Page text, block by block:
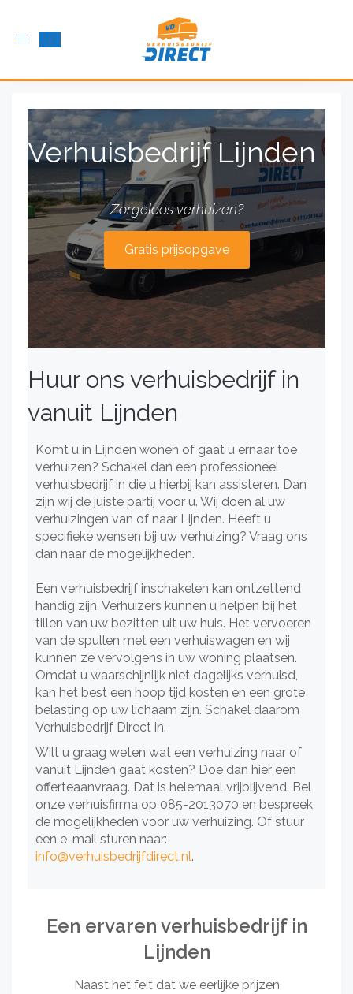
Schakel
Verhuisbedrijf Lijnden
Zorgeloos verhuizen?
Gratis prijsopgave
Huur ons verhuisbedrijf in
vanuit Lijnden
Komt u in Lijnden wonen of gaat u ernaar toe
verhuizen? Schakel dan een professioneel
verhuisbedrijf in die u hierbij kan assisteren. Dan
zijn wij de juiste partij voor u. Wij doen al uw
verhuizingen van of naar Lijnden. Heeft u
specifieke wensen bij uw verhuizing? Vraag ons
dan naar de mogelijkheden.
Een verhuisbedrijf inschakelen kan ontzettend
handig zijn. Verhuizers kunnen u helpen bij het
tillen van uw bezitten uit uw huis. Het vervoeren
van de spullen met een verhuiswagen en wij
kunnen ze vervolgens in uw woning plaatsen.
Omdat u waarschijnlijk niet dagelijks verhuisd,
kan het best een hoop tijd kosten en een grote
belasting op uw lichaam zijn. Schakel daarom
Verhuisbedrijf Direct in.
Wilt u graag weten wat een verhuizing naar of
vanuit Lijnden gaat kosten? Doe dan hier een
offerteaanvraag. Dat is helemaal vrijblijvend. Bel
onze verhuisfirma op 085-2013070 en bespreek
de mogelijkheden voor uw verhuizing. Of stuur
een e-mail sturen naar:
info@verhuisbedrijfdirect.nl.
Een ervaren verhuisbedrijf in
Lijnden
Naast het feit dat we eerlijke prijzen